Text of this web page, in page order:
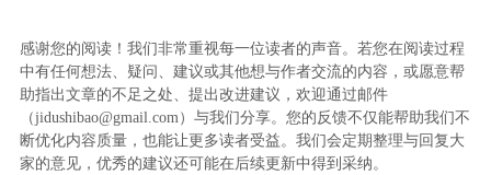
感谢您的阅读！我们非常重视每一位读者的声音。若您在阅读过程
中有任何想法、疑问、建议或其他想与作者交流的内容，或愿意帮
助指出文章的不足之处、提出改进建议，欢迎通过邮件
（jidushibao@gmail.com）与我们分享。您的反馈不仅能帮助我们不
断优化内容质量，也能让更多读者受益。我们会定期整理与回复大
家的意见，优秀的建议还可能在后续更新中得到采纳。